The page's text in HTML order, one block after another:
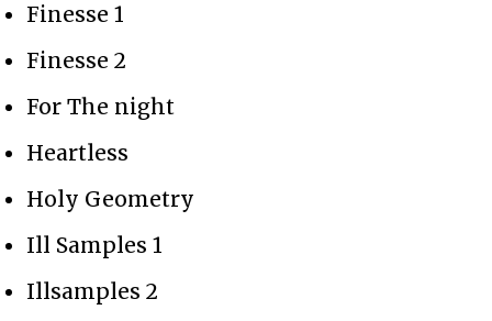
Finesse 1
Finesse 2
For The night
Heartless
Holy Geometry
Ill Samples 1
Illsamples 2